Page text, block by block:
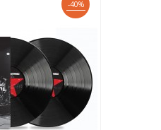
-40%